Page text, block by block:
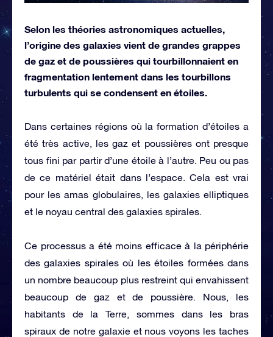
Selon les théories astronomiques actuelles,
l’origine des galaxies vient de grandes grappes
de gaz et de poussières qui tourbillonnaient en
fragmentation lentement dans les tourbillons
turbulents qui se condensent en étoiles.
Dans certaines régions où la formation d’étoiles a
été très active, les gaz et poussières ont presque
tous fini par partir d’une étoile à l’autre. Peu ou pas
de ce matériel était dans l’espace. Cela est vrai
pour les amas globulaires, les galaxies elliptiques
et le noyau central des galaxies spirales.
Ce processus a été moins efficace à la périphérie
des galaxies spirales où les étoiles formées dans
un nombre beaucoup plus restreint qui envahissent
beaucoup de gaz et de poussière. Nous, les
habitants de la Terre, sommes dans les bras
spiraux de notre galaxie et nous voyons les taches